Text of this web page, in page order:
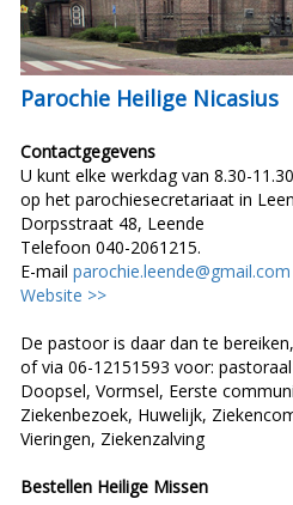
Parochie Heilige Nicasius
Contactgegevens
U kunt elke werkdag van 8.30-
op het parochiesecretariaat in
Dorpsstraat 48, Leende
Telefoon 040-2061215.
E-mail parochie.leende@gmail.com
Website >>
De pastoor is daar dan te bereiken,
of via 06-12151593 voor:
Doopsel, Vormsel, Eerste
Ziekenbezoek, Huwelijk,
Vieringen, Ziekenzalving
Bestellen Heilige Missen